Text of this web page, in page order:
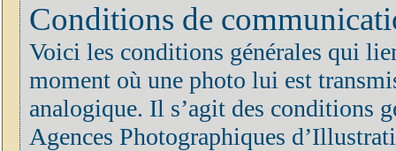
Conditions de
Voici les conditions générales qui
moment où une photo lui est
analogique. Il s’agit des conditions
Agences Photographiques